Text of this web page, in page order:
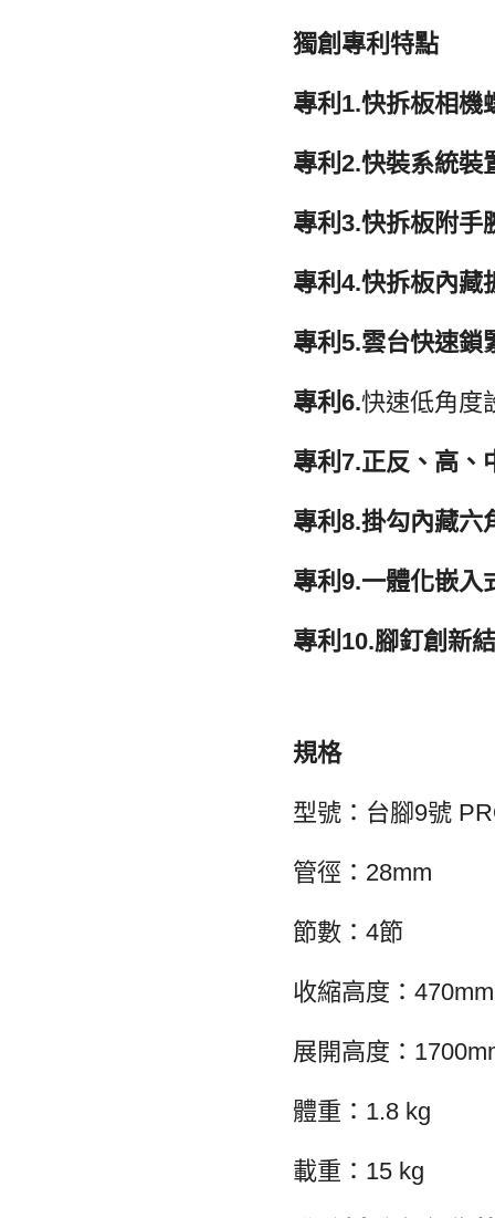
獨創專利特點
專利1.快拆板相機
專利2.快裝系統裝
專利3.快拆板附手
專利4.快拆板內藏
專利5.雲台快速鎖
專利6.快速低角度
專利7.正反、高、
專利8.掛勾內藏六
專利9.一體化嵌入
專利10.腳釘創新
規格
型號：台腳9號
管徑：28mm
節數：4節
收縮高度：470mm
展開高度：
體重：1.8 kg
載重：15 kg